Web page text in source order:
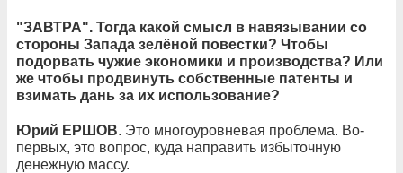
"ЗАВТРА". Тогда какой смысл в навязывании со
стороны Запада зелёной повестки? Чтобы
подорвать чужие экономики и производства? Или
же чтобы продвинуть собственные патенты и
взимать дань за их использование?
Юрий ЕРШОВ. Это многоуровневая проблема. Во-
первых, это вопрос, куда направить избыточную
денежную массу.